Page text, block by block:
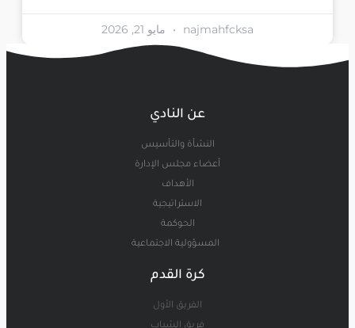
najmahfcksa مايو 21, 2026
عن النادي
النشأة والتأسيس
أعضاء مجلس الإدارة
الأهداف
الاستراتيجية
الحوكمة
المسؤولية الاجتماعية
كرة القدم
الفريق الأول